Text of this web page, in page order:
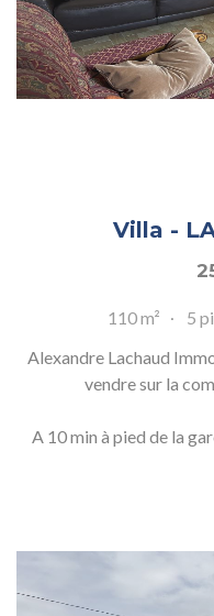
Villa -
110 m² 5
Alexandre Lachaud
vendre sur la
A 10 min à pied de la